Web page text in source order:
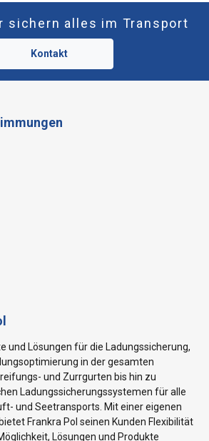
sichern alles im Transport
Kontakt
und Lösungen für die Ladungssicherung,
in der gesamten
und Zurrgurten bis hin zu
Ladungssicherungssystemen für alle
und Seetransports. Mit einer eigenen
Frankra Pol seinen Kunden Flexibilität
Lösungen und Produkte